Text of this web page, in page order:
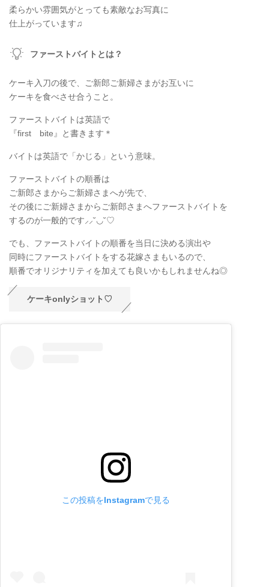
柔らかい雰囲気がとっても素敵なお写真に
仕上がっています♫
ファーストバイトとは？
ケーキ入刀の後で、ご新郎ご新婦さまがお互いに
ケーキを食べさせ合うこと。
ファーストバイトは英語で
『first bite』と書きます＊
バイトは英語で「かじる」という意味。
ファーストバイトの順番は
ご新郎さまからご新婦さまへが先で、
その後にご新婦さまからご新郎さまへファーストバイトを
するのが一般的です⸝⸝˘◡˘♡
でも、ファーストバイトの順番を当日に決める演出や
同時にファーストバイトをする花嫁さまもいるので、
順番でオリジナリティを加えても良いかもしれませんね◎
ケーキonlyショット♡
この投稿をInstagramで見る